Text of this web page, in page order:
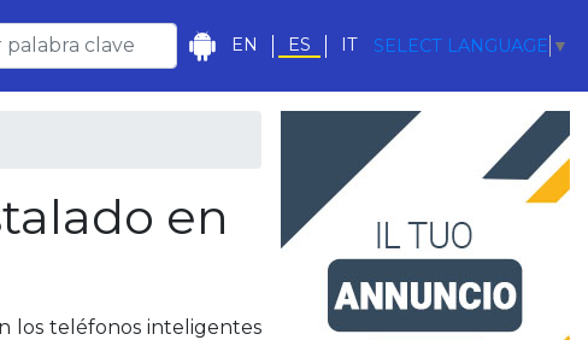
EN ES IT SELECT LANGUAGE ▼
en
los teléfonos inteligentes